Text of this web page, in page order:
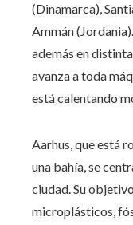
(Dinamarca),
Ammán
además en
avanza a toda
está calentando
Aarhus, que está
una bahía, se
ciudad. Su
microplásticos,